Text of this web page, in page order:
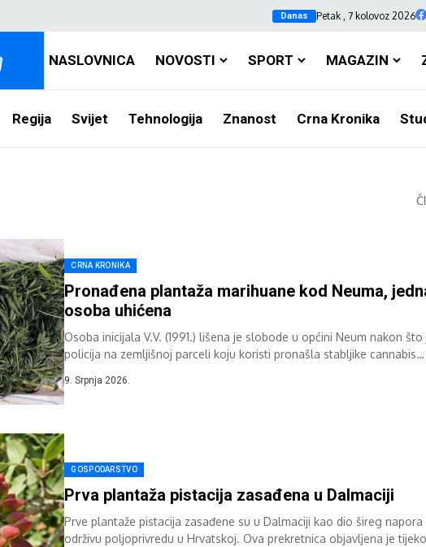
Danas Petak , 7 kolovoz 2026
NASLOVNICA NOVOSTI SPORT MAGAZIN
Regija Svijet Tehnologija Znanost Crna Kronika
CRNA KRONIKA
Pronađena plantaža marihuane kod Neuma,
osoba uhićena
Osoba inicijala V.V. (1991.) lišena je slobode u općini Neum nakon što
policija na zemljišnoj parceli koju koristi pronašla stabljike cannabis
9. Srpnja 2026.
GOSPODARSTVO
Prva plantaža pistacija zasađena u Dalmaciji
Prve plantaže pistacija zasađene su u Dalmaciji kao dio šireg napora
održivu poljoprivredu u Hrvatskoj. Ova prekretnica objavljena je